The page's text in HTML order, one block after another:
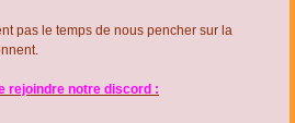
pas le temps de nous pencher sur la
rejoindre notre discord :